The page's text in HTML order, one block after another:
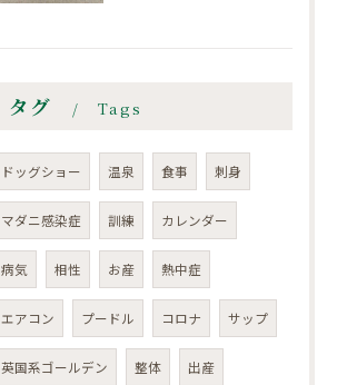
タグ Tags
ドッグショー 温泉 食事 刺身
マダニ感染症 訓練 カレンダー
病気 相性 お産 熱中症
エアコン プードル コロナ サップ
英国系ゴールデン 整体 出産